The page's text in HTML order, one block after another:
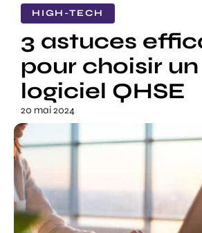
HIGH-TECH
3 astuces
pour choisir un
logiciel QHSE
20 mai 2024